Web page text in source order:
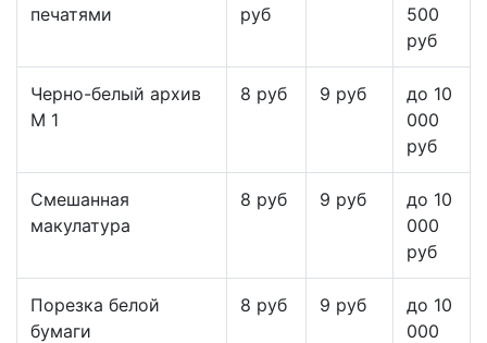
печатями
руб
500
руб
Черно-белый архив
М 1
8 руб 9 руб
до 10
000
руб
Смешанная
макулатура
8 руб 9 руб
до 10
000
руб
Порезка белой
бумаги
8 руб 9 руб
до 10
000